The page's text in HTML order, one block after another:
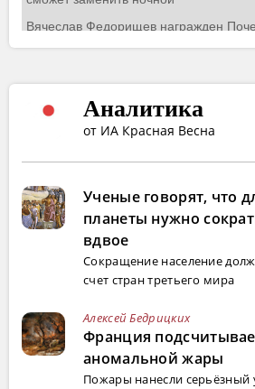
Аналитика
от ИА Красная Весна
Ученые говорят, что
планеты нужно
вдвое
Сокращение население
счет стран третьего мира
Алексей Бедрицких
Франция
аномальной жары
Пожары нанесли серьёзный